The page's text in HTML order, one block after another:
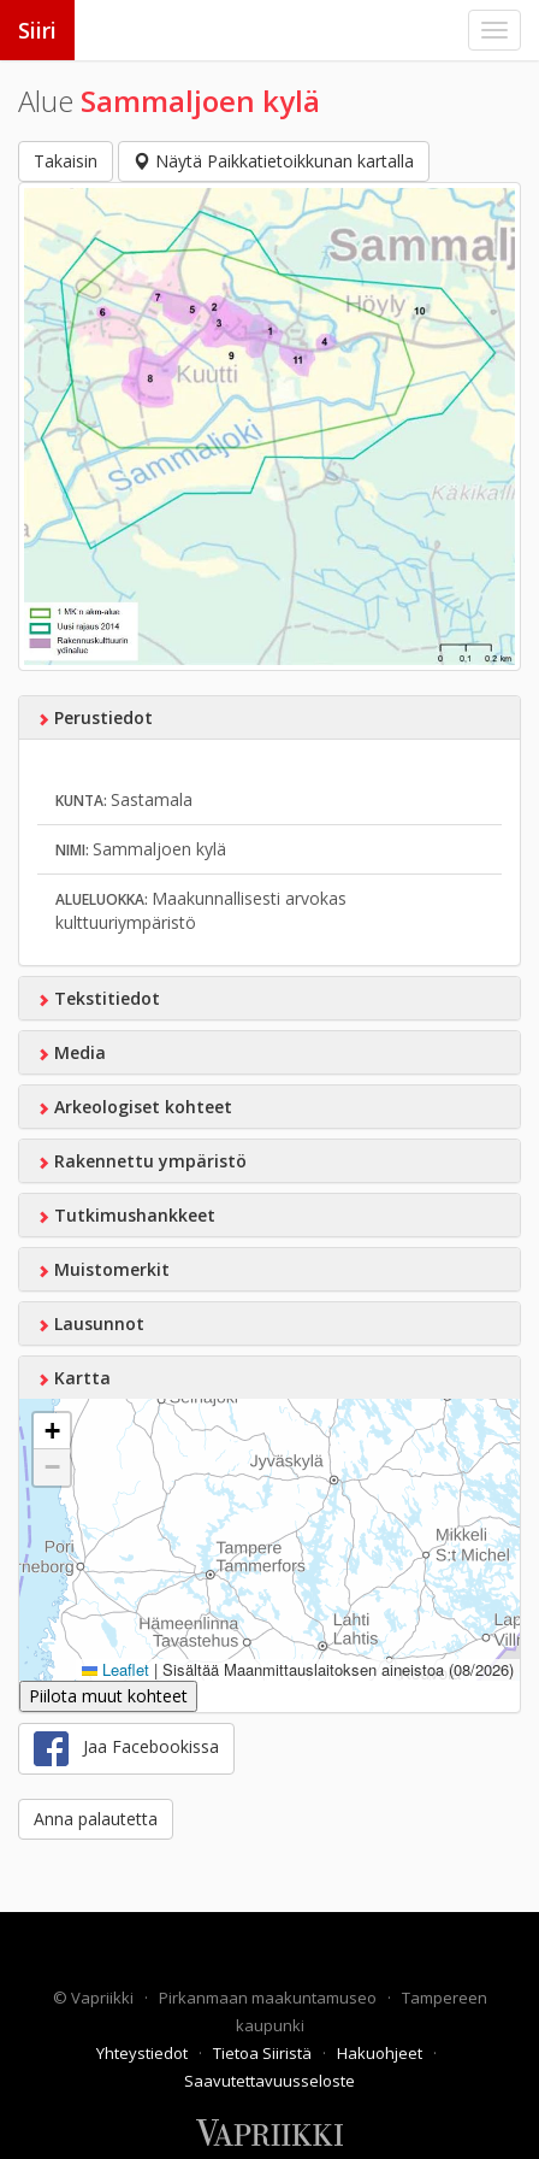
Siiri
Alue Sammaljoen kylä
Takaisin Näytä Paikkatietoikkunan kartalla
Perustiedot
KUNTA: Sastamala
NIMI: Sammaljoen kylä
ALUELUOKKA: Maakunnallisesti arvokas
kulttuuriympäristö
Tekstitiedot
Media
Arkeologiset kohteet
Rakennettu ympäristö
Tutkimushankkeet
Muistomerkit
Lausunnot
Kartta
+
−
Leaflet | Sisältää Maanmittauslaitoksen aineistoa (08/2026)
Piilota muut kohteet
Jaa Facebookissa
Anna palautetta
© Vapriikki · Pirkanmaan maakuntamuseo · Tampereen
kaupunki
Yhteystiedot · Tietoa Siiristä · Hakuohjeet ·
Saavutettavuusseloste